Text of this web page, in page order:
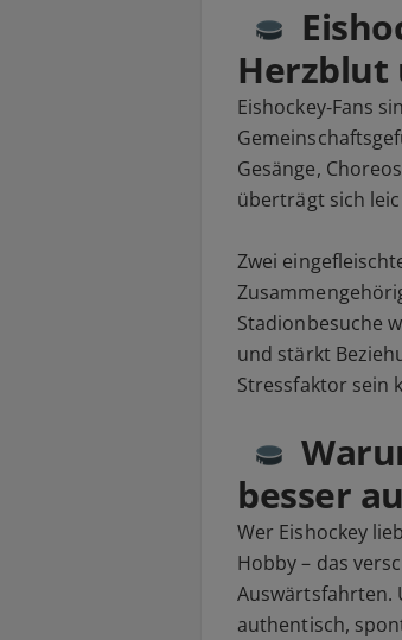
Herzblut
Eishockey‑Fans
Gesänge,
überträgt sich
Zwei
Stadionbesuche
und stärkt
Stressfaktor sein
besser
Wer Eishockey
Hobby – das
Auswärtsfahrten.
authentisch,